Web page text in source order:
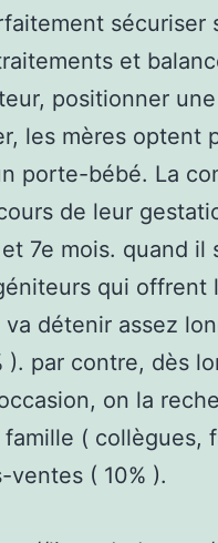
sécuriser
et
positionner
les mères optent
porte-bébé. La
de leur
7e mois. quand il
qui offrent
détenir assez
par contre, dès
on la
( collègues,
( 10% ).